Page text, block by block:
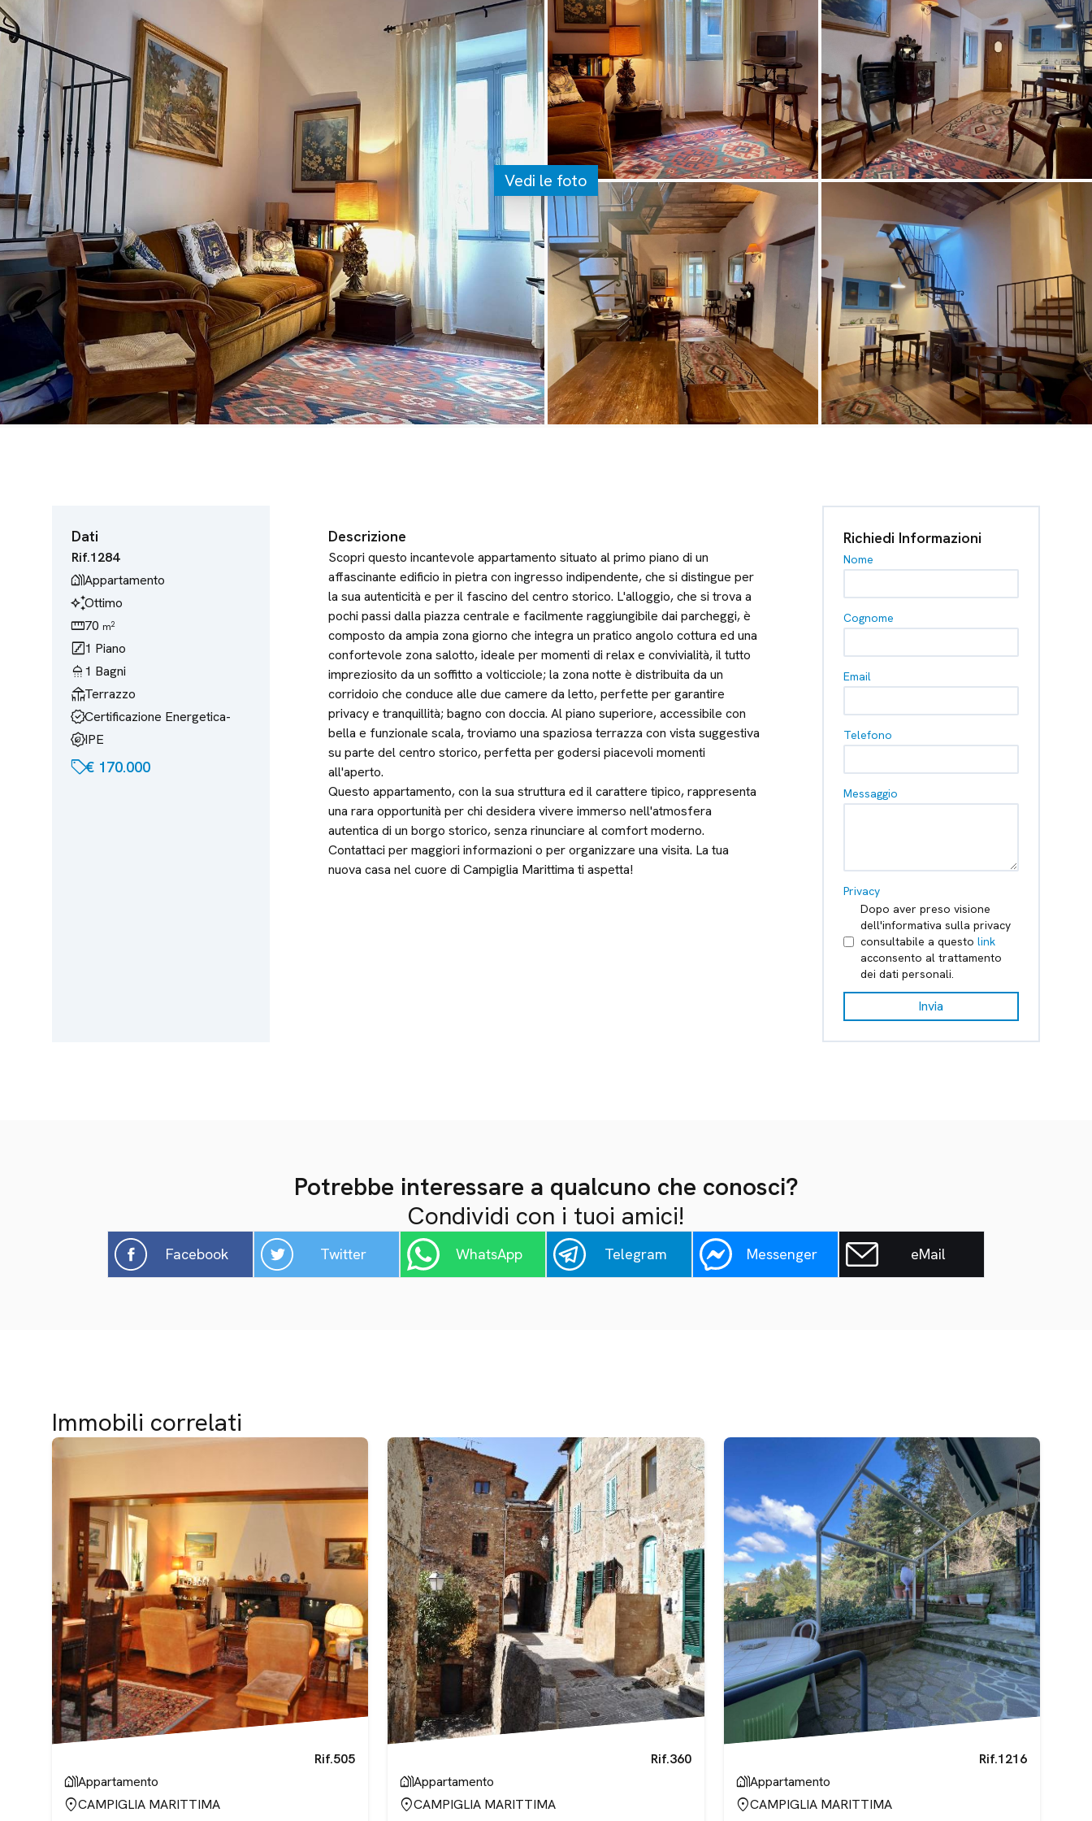
Vedi le foto
Dati
Rif.1284
holiday_villageAppartamento
temp_preferences_customOttimo
straighten70 m2
stairs1 Piano
shower1 Bagni
deckTerrazzo
verifiedCertificazione Energetica-
energy_program_savingIPE
sell€ 170.000
Descrizione
Scopri questo incantevole appartamento situato al primo piano di un
affascinante edificio in pietra con ingresso indipendente, che si distingue per
la sua autenticità e per il fascino del centro storico. L'alloggio, che si trova a
pochi passi dalla piazza centrale e facilmente raggiungibile dai parcheggi, è
composto da ampia zona giorno che integra un pratico angolo cottura ed una
confortevole zona salotto, ideale per momenti di relax e convivialità, il tutto
impreziosito da un soffitto a volticciole; la zona notte è distribuita da un
corridoio che conduce alle due camere da letto, perfette per garantire
privacy e tranquillità; bagno con doccia. Al piano superiore, accessibile con
bella e funzionale scala, troviamo una spaziosa terrazza con vista suggestiva
su parte del centro storico, perfetta per godersi piacevoli momenti
all'aperto.
Questo appartamento, con la sua struttura ed il carattere tipico, rappresenta
una rara opportunità per chi desidera vivere immerso nell'atmosfera
autentica di un borgo storico, senza rinunciare al comfort moderno.
Contattaci per maggiori informazioni o per organizzare una visita. La tua
nuova casa nel cuore di Campiglia Marittima ti aspetta!
Richiedi Informazioni
Nome
Cognome
Email
Telefono
Messaggio
Privacy
Dopo aver preso visione
dell'informativa sulla privacy
consultabile a questo link
acconsento al trattamento
dei dati personali.
Invia
Potrebbe interessare a qualcuno che conosci?
Condividi con i tuoi amici!
Facebook Twitter WhatsApp Telegram Messenger eMail
Immobili correlati
Rif.505
holiday_villageAppartamento
location_onCAMPIGLIA MARITTIMA
Rif.360
holiday_villageAppartamento
location_onCAMPIGLIA MARITTIMA
Rif.1216
holiday_villageAppartamento
location_onCAMPIGLIA MARITTIMA